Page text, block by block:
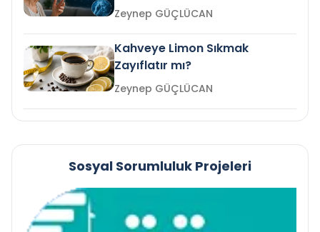
mi?
Zeynep GÜÇLÜCAN
Kahveye Limon Sıkmak
Zayıflatır mı?
Zeynep GÜÇLÜCAN
Sosyal Sorumluluk Projeleri